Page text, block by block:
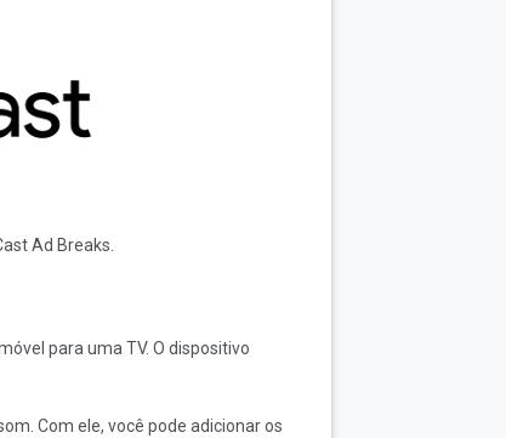
Ad Breaks.
para uma TV. O dispositivo
Com ele, você pode adicionar os